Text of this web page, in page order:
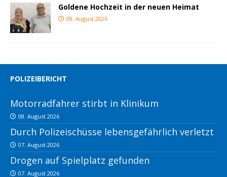
Goldene Hochzeit in der neuen Heimat
08. August 2026
POLIZEIBERICHT
Motorradfahrer stirbt in Klinikum
08. August 2026
Durch Polizeischüsse lebensgefährlich verletzt
07. August 2026
Drogen auf Spielplatz gefunden
07. August 2026